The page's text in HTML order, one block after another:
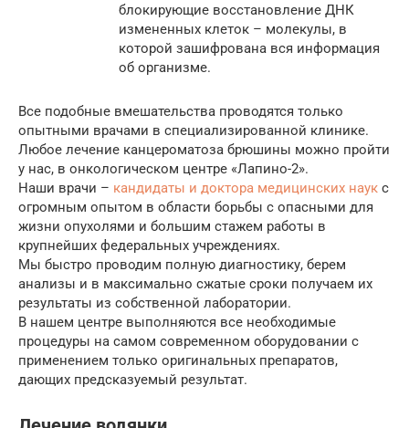
блокирующие восстановление ДНК
измененных клеток – молекулы, в
которой зашифрована вся информация
об организме.
Все подобные вмешательства проводятся только
опытными врачами в специализированной клинике.
Любое лечение канцероматоза брюшины можно пройти
у нас, в онкологическом центре «Лапино-2».
Наши врачи – кандидаты и доктора медицинских наук с
огромным опытом в области борьбы с опасными для
жизни опухолями и большим стажем работы в
крупнейших федеральных учреждениях.
Мы быстро проводим полную диагностику, берем
анализы и в максимально сжатые сроки получаем их
результаты из собственной лаборатории.
В нашем центре выполняются все необходимые
процедуры на самом современном оборудовании с
применением только оригинальных препаратов,
дающих предсказуемый результат.